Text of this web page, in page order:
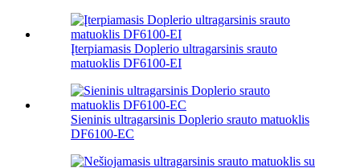
Įterpiamasis Doplerio ultragarsinis srauto
matuoklis DF6100-EI
Sieninis ultragarsinis Doplerio srauto matuoklis
DF6100-EC